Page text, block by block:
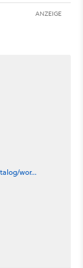
ANZEIGE
wor…